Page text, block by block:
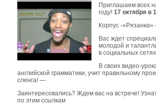
Приглашаем всех
году! 17 октября в
Корпус -
Вас ждет
молодой и
в социальных
В своих видео-
английской грамматики, учит правильному
сленга! —
Заинтересовались? Ждем вас на встрече!
по этим ссылкам